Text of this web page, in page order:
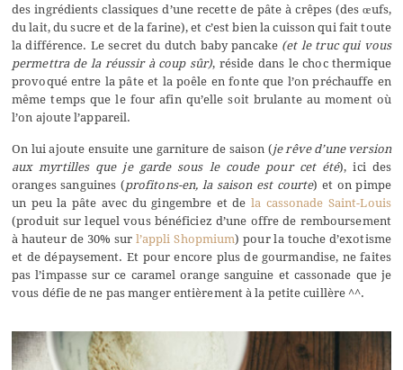
des ingrédients classiques d’une recette de pâte à crêpes (des œufs,
du lait, du sucre et de la farine), et c’est bien la cuisson qui fait toute
la différence. Le secret du dutch baby pancake(et le truc qui vous
permettra de la réussir à coup sûr), réside dans le choc thermique
provoqué entre la pâte et la poêle en fonte que l’on préchauffe en
même temps que le four afin qu’elle soit brulante au moment où
l’on ajoute l’appareil.
On lui ajoute ensuite une garniture de saison (je rêve d’une version
aux myrtilles que je garde sous le coude pour cet été), ici des
oranges sanguines (profitons-en, la saison est courte) et on pimpe
un peu la pâte avec du gingembre et de la cassonade Saint-Louis
(produit sur lequel vous bénéficiez d’une offre de remboursement
à hauteur de 30% sur l’appli Shopmium) pour la touche d’exotisme
et de dépaysement. Et pour encore plus de gourmandise, ne faites
pas l’impasse sur ce caramel orange sanguine et cassonade que je
vous défie de ne pas manger entièrement à la petite cuillère ^^.